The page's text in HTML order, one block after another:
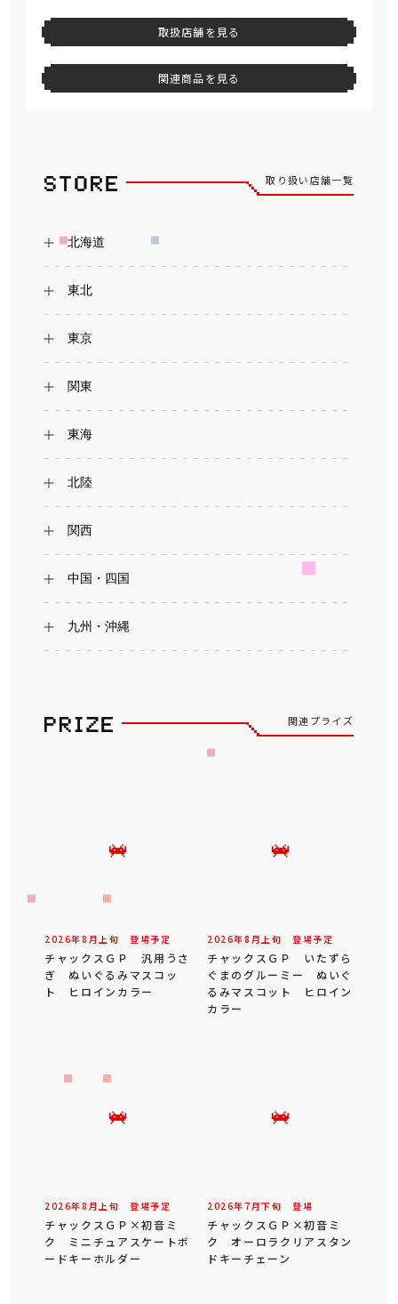
取扱店舗を見る
関連商品を見る
取り扱い店舗一覧
北海道
東北
東京
関東
東海
北陸
関西
中国・四国
九州・沖縄
関連プライズ
2026年8 月 上旬 登場予定
チャックスＧＰ 汎用うさ
ぎ ぬいぐるみマスコッ
ト ヒロインカラー
2026年8 月 上旬 登場予定
チャックスＧＰ いたずら
ぐまのグルーミー ぬいぐ
るみマスコット ヒロイン
カラー
2026年8 月 上旬 登場予定
チャックスＧＰ×初音ミ
ク ミニチュアスケートボ
ードキーホルダー
2026年 7 月下旬 登場
チャックスＧＰ×初音ミ
ク オーロラクリアスタン
ドキーチェーン